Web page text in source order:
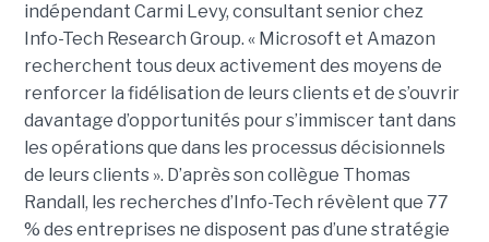
indépendant Carmi Levy, consultant senior chez
Info-Tech Research Group. « Microsoft et Amazon
recherchent tous deux activement des moyens de
renforcer la fidélisation de leurs clients et de s’ouvrir
davantage d’opportunités pour s’immiscer tant dans
les opérations que dans les processus décisionnels
de leurs clients ». D’après son collègue Thomas
Randall, les recherches d’Info-Tech révèlent que 77
% des entreprises ne disposent pas d’une stratégie